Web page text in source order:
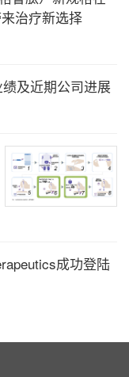
治疗新选择
及近期公司进展
成功登陆